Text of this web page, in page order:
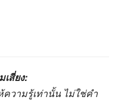
เสี่ยง:
วามรู้เท่านั้น ไม่ใช่คำ